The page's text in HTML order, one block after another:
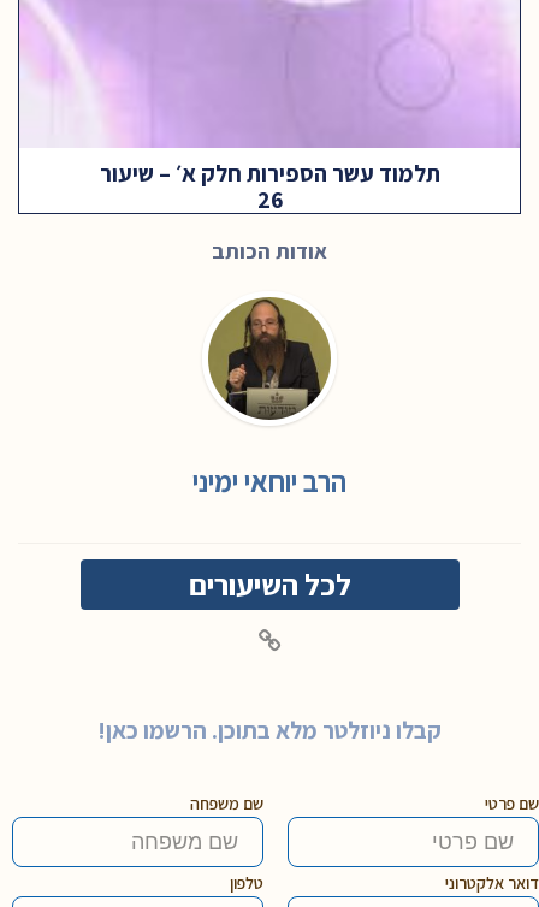
תלמוד עשר הספירות חלק א׳ – שיעור
26
אודות הכותב
הרב יוחאי ימיני
לכל השיעורים
קבלו ניוזלטר מלא בתוכן. הרשמו כאן!
שם פרטי שם משפחה
דואר אלקטרוני טלפון